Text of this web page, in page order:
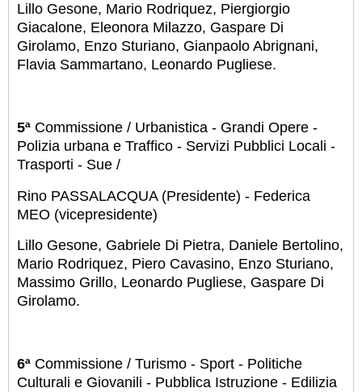
Lillo Gesone, Mario Rodriquez, Piergiorgio
Giacalone, Eleonora Milazzo, Gaspare Di
Girolamo, Enzo Sturiano, Gianpaolo Abrignani,
Flavia Sammartano, Leonardo Pugliese.
5ª Commissione / Urbanistica - Grandi Opere -
Polizia urbana e Traffico - Servizi Pubblici Locali -
Trasporti - Sue /
Rino PASSALACQUA (Presidente) - Federica
MEO (vicepresidente)
Lillo Gesone, Gabriele Di Pietra, Daniele Bertolino,
Mario Rodriquez, Piero Cavasino, Enzo Sturiano,
Massimo Grillo, Leonardo Pugliese, Gaspare Di
Girolamo.
6ª Commissione / Turismo - Sport - Politiche
Culturali e Giovanili - Pubblica Istruzione - Edilizia